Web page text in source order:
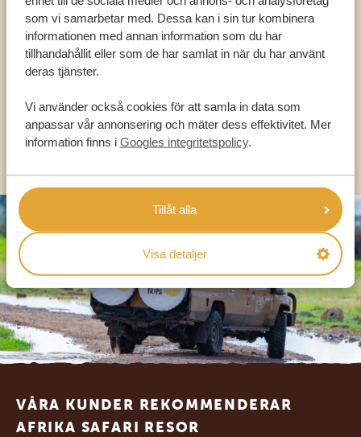
som vi samarbetar med. Dessa kan i sin tur kombinera
informationen med annan information som du har
tillhandahållit eller som de har samlat in när du har använt
deras tjänster.
Vi använder också cookies för att samla in data som
anpassar vår annonsering och mäter dess effektivitet. Mer
information finns i Googles integritetspolicy.
Tillåt alla
Visa detaljer
VÅRA SPECIALISTER FINNS HÄR FÖR ATT
HJÄLPA DIG
SV:+31 174 788 101
OLIKA LÄNDER
Footer
VÅRA KUNDER REKOMMENDERAR
AFRIKA SAFARI RESOR